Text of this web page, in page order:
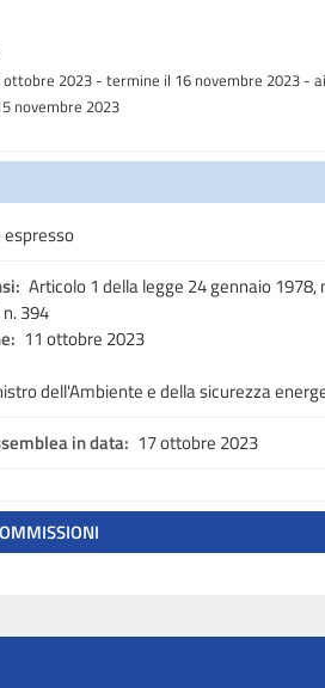
2023 - termine il 16 novembre 2023 -
novembre 2023
espresso
Articolo 1 della legge 24 gennaio
394
11 ottobre 2023
dell'Ambiente e della sicurezza
in data: 17 ottobre 2023